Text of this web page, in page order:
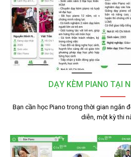
DẠY KÈM PIANO TẠI
Bạn cần học Piano trong thời gian ngắn
diễn, một kỳ thi